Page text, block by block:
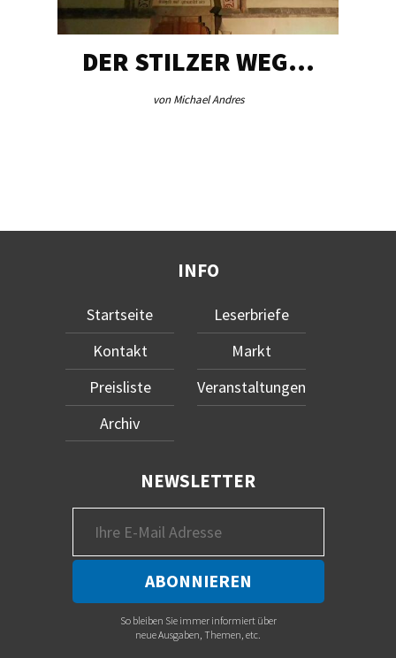
DER STILZER WEG…
von Michael Andres
INFO
Startseite
Kontakt
Preisliste
Archiv
Leserbriefe
Markt
Veranstaltungen
NEWSLETTER
So bleiben Sie immer informiert über
neue Ausgaben, Themen, etc.